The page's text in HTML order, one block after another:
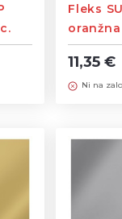
Fleks
145st./
11,35 €
Ni na